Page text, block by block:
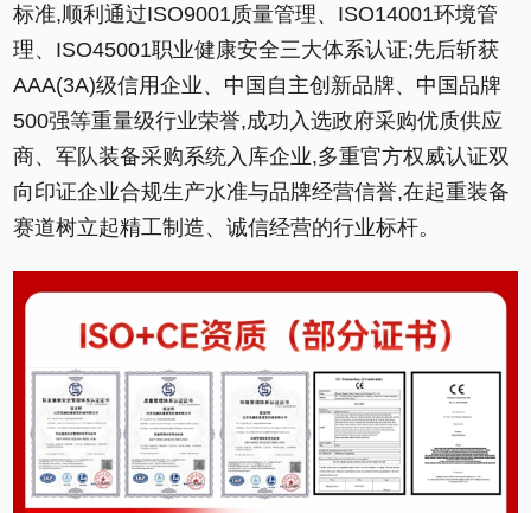
标准,顺利通过ISO9001质量管理、ISO14001环境管
理、ISO45001职业健康安全三大体系认证;先后斩获
AAA(3A)级信用企业、中国自主创新品牌、中国品牌
500强等重量级行业荣誉,成功入选政府采购优质供应
商、军队装备采购系统入库企业,多重官方权威认证双
向印证企业合规生产水准与品牌经营信誉,在起重装备
赛道树立起精工制造、诚信经营的行业标杆。